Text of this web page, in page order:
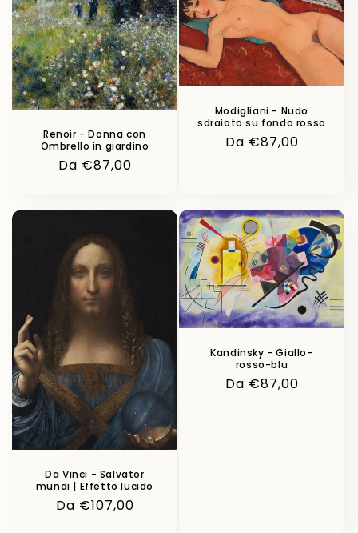
Renoir - Donna con
Ombrello in giardino
Prezzo
Da €87,00
Modigliani - Nudo
sdraiato su fondo rosso
Prezzo
Da €87,00
Da Vinci - Salvator
mundi | Effetto lucido
Prezzo
Da €107,00
Kandinsky - Giallo-
rosso-blu
Prezzo
Da €87,00